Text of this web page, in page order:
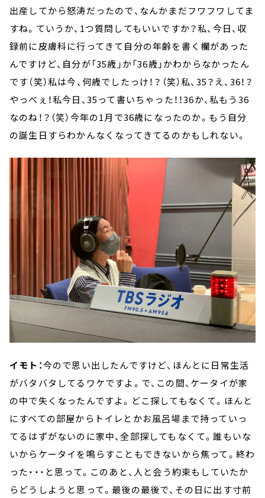
出産してから怒涛だったので、なんかまだフワフワしてま
すね。ていうか、1つ質問してもいいですか？私、今日、収
録前に皮膚科に行ってきて自分の年齢を書く欄があった
んですけど、自分が「35歳」か「36歳」かわからなかったん
です（笑）私は今、何歳でしたっけ！？（笑）私、35？え、36！？
やっべぇ！私今日、35って書いちゃった！！36か、私もう36
なのね！？（笑）今年の1月で36歳になったのか。もう自分
の誕生日すらわかんなくなってきてるのかもしれない。
イモト：今ので思い出したんですけど、ほんとに日常生活
がバタバタしてるワケですよ。で、この間、ケータイが家
の中で失くなったんですよ。どこ探してもなくて。ほんと
にすべての部屋からトイレとかお風呂場まで持っていっ
てるはずがないのに家中、全部探してもなくて。誰もいな
いからケータイを鳴らすこともできないから焦って。終わ
った・・・と思って。このあと、人と会う約束もしていたか
らどうしようと思って。最後の最後で、その日に出す寸前